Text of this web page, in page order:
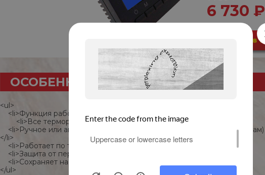
6 730 ₽
ОСОБЕННОСТИ ТЕРМОРЕГУЛЯТОРА
<ul>
<li>Функция работы через WiFi</li>
<li>Все терморегуляторы в одном приложении</li>
<li>Ручное или автоматическое управление (по дням недели и часам)
</li>
<li>Работает по температуре воздуха и/или температуре пола</li>
<li>Защита от перегрева и замерзания, режим защиты от детей</li>
<li>Сохраняет настройки при отключении</li>
</ul>